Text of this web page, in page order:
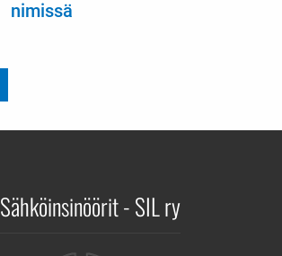
nimissä
Sähköinsinöörit - SIL ry